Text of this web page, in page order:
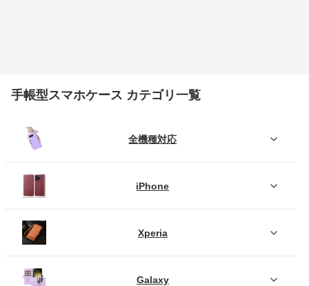
手帳型スマホケース カテゴリ一覧
全機種対応
iPhone
Xperia
Galaxy